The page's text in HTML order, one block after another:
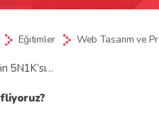
Eğitimler Web Tasarım ve
5N1K’sı…